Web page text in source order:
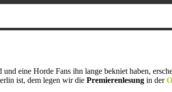
eine Horde Fans ihn lange bekniet haben,
ist, dem legen wir die Premierenlesung in der